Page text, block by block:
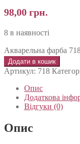
98,00 грн.
8 в наявності
Акварельна фарба
Додати в кошик
Артикул: 718
Опис
Додаткова
Відгуки (0)
Опис